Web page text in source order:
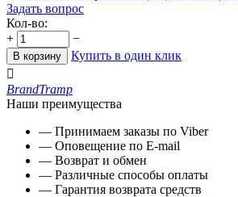
Задать вопрос
Кол-во:
+
−
В корзину
Купить в один клик

BrandTramp
Наши преимущества
— Принимаем заказы по Viber
— Оповещение по E-mail
— Возврат и обмен
— Различные способы оплаты
— Гарантия возврата средств